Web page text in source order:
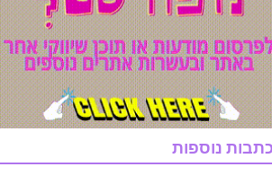
נוספות